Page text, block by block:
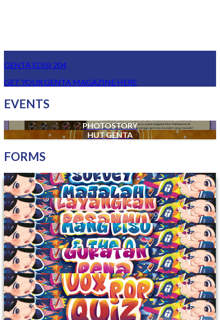
GENTA EDISI 204
GET YOUR GENTA MAGAZINE HERE
EVENTS
PHOTOSTORY
HUT GENTA
FORMS